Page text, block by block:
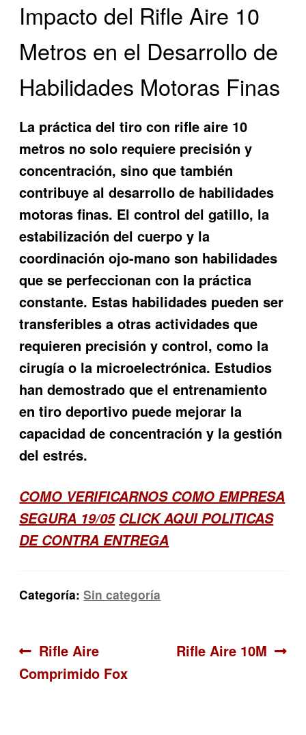
Impacto del Rifle Aire 10
Metros en el Desarrollo de
Habilidades Motoras Finas
La práctica del tiro con rifle aire 10
metros no solo requiere precisión y
concentración, sino que también
contribuye al desarrollo de habilidades
motoras finas. El control del gatillo, la
estabilización del cuerpo y la
coordinación ojo-mano son habilidades
que se perfeccionan con la práctica
constante. Estas habilidades pueden ser
transferibles a otras actividades que
requieren precisión y control, como la
cirugía o la microelectrónica. Estudios
han demostrado que el entrenamiento
en tiro deportivo puede mejorar la
capacidad de concentración y la gestión
del estrés.
COMO VERIFICARNOS COMO EMPRESA
SEGURA 19/05 CLICK AQUI POLITICAS
DE CONTRA ENTREGA
Categoría:Sin categoría
Navegación
de
Anterior:
Rifle Aire
Comprimido Fox
Siguiente:
Rifle Aire 10M